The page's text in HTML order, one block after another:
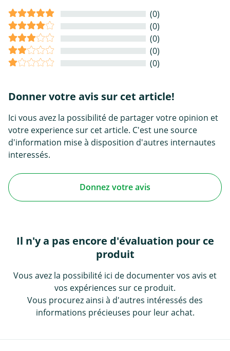
(0)
(0)
(0)
(0)
(0)
Donner votre avis sur cet article!
Ici vous avez la possibilité de partager votre opinion et
votre experience sur cet article. C'est une source
d'information mise à disposition d'autres internautes
interessés.
Donnez votre avis
Il n'y a pas encore d'évaluation pour ce
produit
Vous avez la possibilité ici de documenter vos avis et
vos expériences sur ce produit.
Vous procurez ainsi à d'autres intéressés des
informations précieuses pour leur achat.